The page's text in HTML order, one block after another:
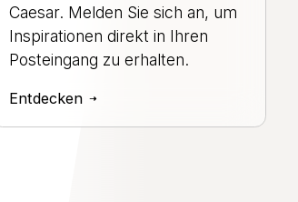
Caesar. Melden Sie sich an, um
Inspirationen direkt in Ihren
Posteingang zu erhalten.
Entdecken